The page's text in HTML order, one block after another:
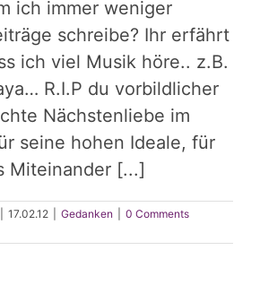
ich immer weniger
schreibe? Ihr erfährt
ich viel Musik höre.. z.B.
R.I.P du vorbildlicher
Nächstenliebe im
seine hohen Ideale, für
Miteinander [...]
17.02.12 Gedanken
0 Comments